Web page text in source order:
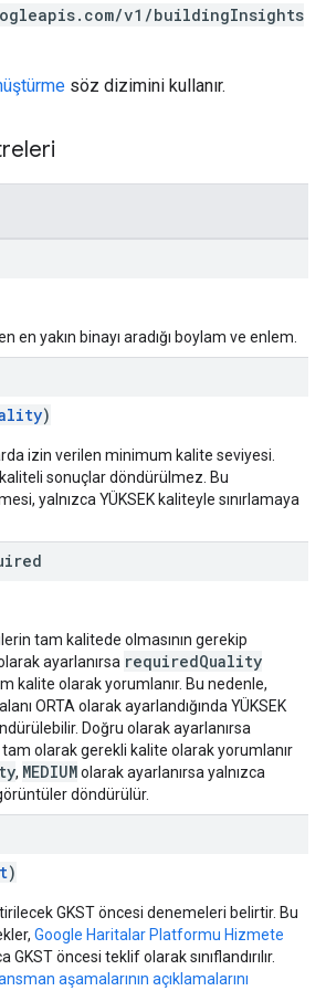
v1/buildingInsights
söz dizimini kullanır.
en yakın binayı aradığı boylam ve enlem.
)
izin verilen minimum kalite seviyesi.
sonuçlar döndürülmez. Bu
yalnızca YÜKSEK kaliteyle sınırlamaya
tam kalitede olmasının gerekip
ayarlanırsa requiredQuality
kalite olarak yorumlanır. Bu nedenle,
alanı ORTA olarak ayarlandığında YÜKSEK
Doğru olarak ayarlanırsa
tam olarak gerekli kalite olarak yorumlanır
, MEDIUMolarak ayarlanırsa yalnızca
döndürülür.
)
GKST öncesi denemeleri belirtir. Bu
Google Haritalar Platformu Hizmete
GKST öncesi teklif olarak sınıflandırılır.
aşamalarının açıklamalarını